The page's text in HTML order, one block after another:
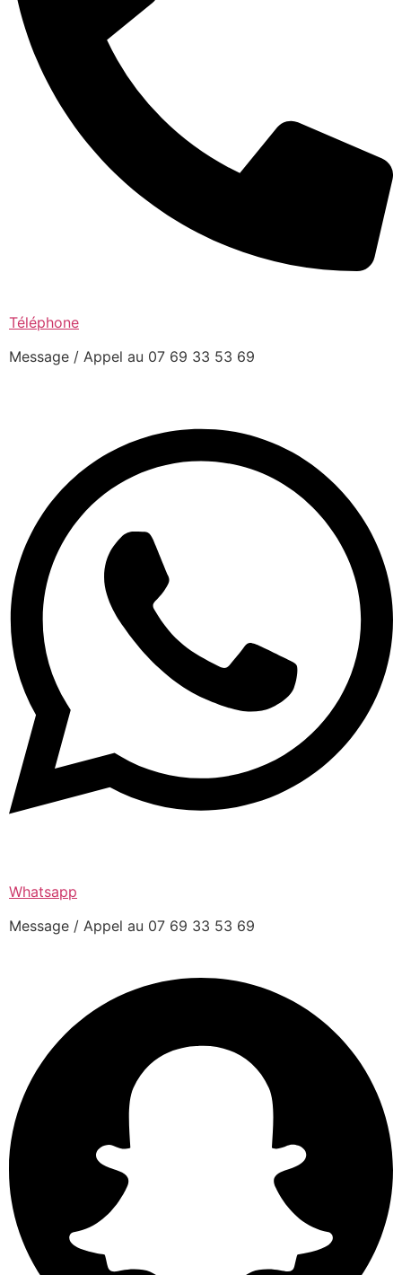
Téléphone
Message / Appel au 07 69 33 53 69
Whatsapp
Message / Appel au 07 69 33 53 69